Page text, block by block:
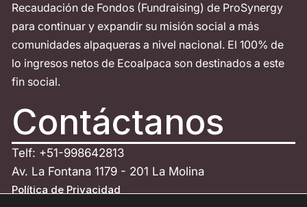
Recaudación de Fondos (Fundraising) de ProSynergy
para continuar y expandir su misión social a más
comunidades alpaqueras a nivel nacional. El 100% de
lo ingresos netos de Ecoalpaca son destinados a este
fin social.
Contáctanos
Telf: +51-998642813
Av. La Fontana 1179 - 201 La Molina
Política de Privacidad